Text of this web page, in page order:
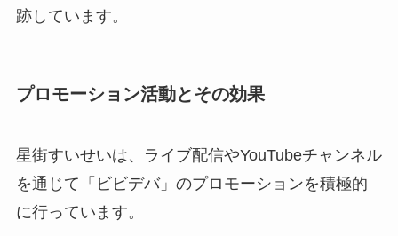
跡しています。
プロモーション活動とその効果
星街すいせいは、ライブ配信やYouTubeチャンネル
を通じて「ビビデバ」のプロモーションを積極的
に行っています。